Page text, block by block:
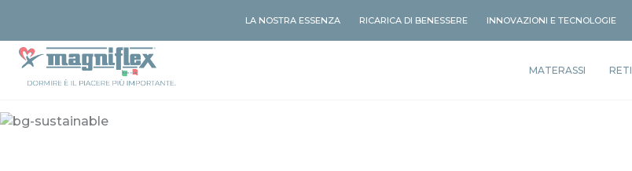
LA NOSTRA ESSENZA RICARICA DI BENESSERE INNOVAZIONI E TECNOLOGIE
MATERASSI RETI